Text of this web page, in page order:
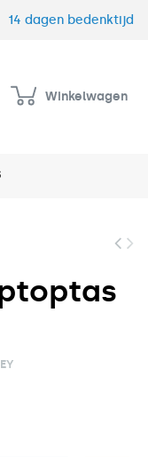
14 dagen bedenktijd
Winkelwagen